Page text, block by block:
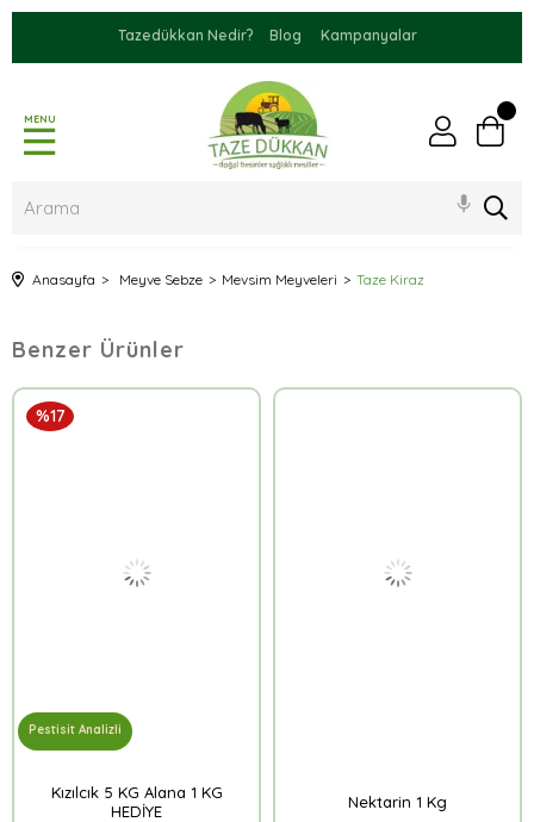
Tazedükkan Nedir? Blog Kampanyalar
MENU
Anasayfa Meyve Sebze Mevsim Meyveleri Taze Kiraz
Benzer Ürünler
Kızılcık 5 KG Alana 1 KG
HEDİYE
Pestisit Analizli
%17
Nektarin 1 Kg